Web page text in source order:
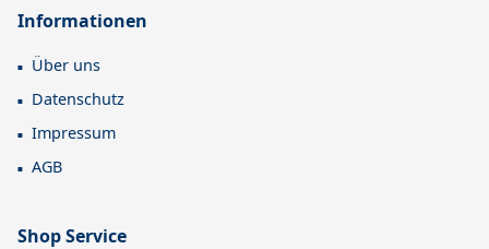
Informationen
Über uns
Datenschutz
Impressum
AGB
Shop Service